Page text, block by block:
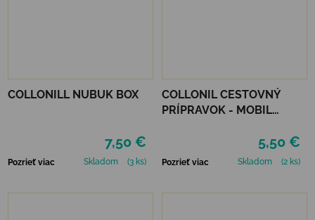
COLLONILL NUBUK BOX
7,50 €
Pozrieť viac Skladom (3 ks)
COLLONIL CESTOVNÝ
PRÍPRAVOK - MOBIL
5,50 €
Pozrieť viac Skladom (2 ks)